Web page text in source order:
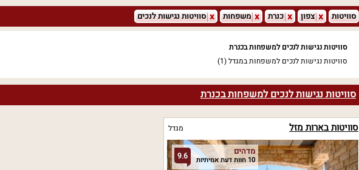
סוויטות צפון כנרת משפחות סוויטות נגישות לנכים
סוויטות נגישות לנכים למשפחות בכנרת
סוויטות נגישות לנכים למשפחות במגדל(1)
סוויטות נגישות לנכים למשפחות בכנרת
סוויטות בארות מזל מגדל
9.6 מדהים
10 חוות דעת אמיתיות